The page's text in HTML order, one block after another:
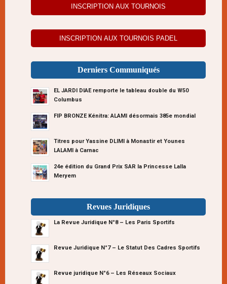
INSCRIPTION AUX TOURNOIS
INSCRIPTION AUX TOURNOIS PADEL
Derniers Communiqués
EL JARDI DIAE remporte le tableau double du W50
Columbus
FIP BRONZE Kénitra: ALAMI désormais 385e mondial
Titres pour Yassine DLIMI à Monastir et Younes
LALAMI à Carnac
24e édition du Grand Prix SAR la Princesse Lalla
Meryem
Revues Juridiques
La Revue Juridique N°8 – Les Paris Sportifs
Revue Juridique N°7 – Le Statut Des Cadres Sportifs
Revue juridique N°6 – Les Réseaux Sociaux